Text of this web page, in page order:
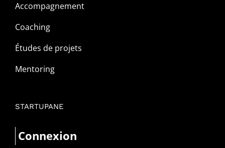
Accompagnement
Coaching
Études de projets
Mentoring
STARTUPANE
Connexion